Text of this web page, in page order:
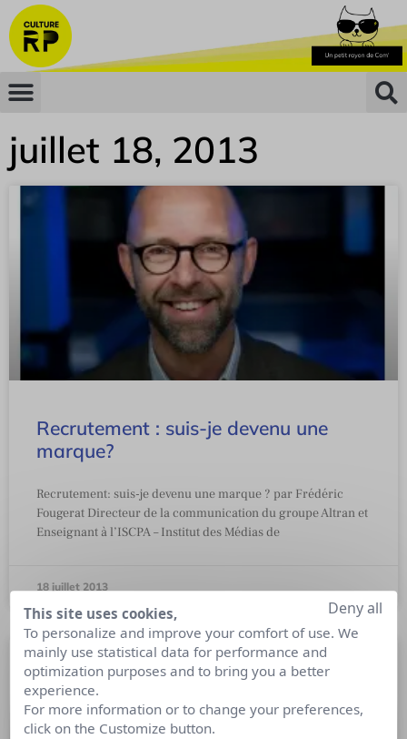
juillet 18, 2013
Recrutement : suis-je devenu une
marque?
Recrutement: suis-je devenu une marque ? par Frédéric
Fougerat Directeur de la communication du groupe Altran et
Enseignant à l’ISCPA – Institut des Médias de
18 juillet 2013
This site uses cookies,
To personalize and improve your comfort of use. We
mainly use statistical data for performance and
optimization purposes and to bring you a better
experience.
For more information or to change your preferences,
click on the Customize button.
Deny all